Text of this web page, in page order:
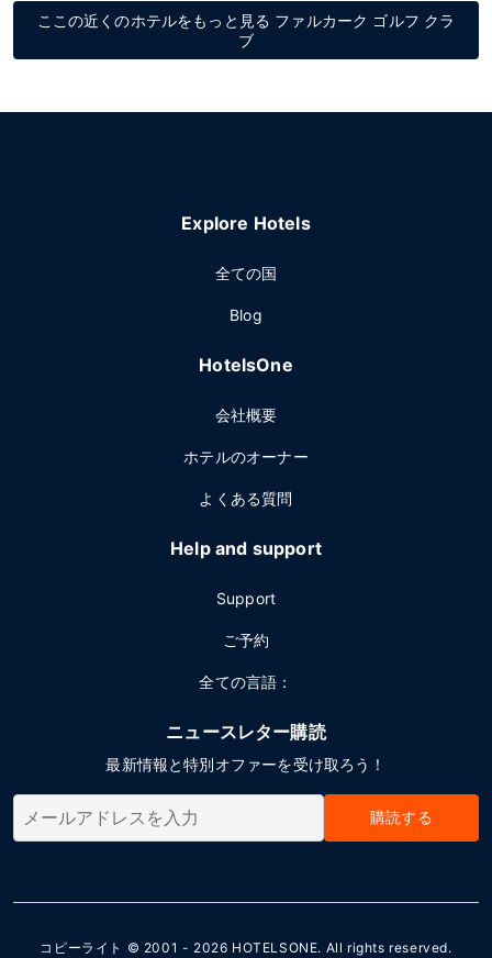
ここの近くのホテルをもっと見る ファルカーク ゴルフ クラ
ブ
Explore Hotels
全ての国
Blog
HotelsOne
会社概要
ホテルのオーナー
よくある質問
Help and support
Support
ご予約
全ての言語：
ニュースレター購読
最新情報と特別オファーを受け取ろう！
購読する
コピーライト © 2001 - 2026 HOTELSONE. All rights reserved.